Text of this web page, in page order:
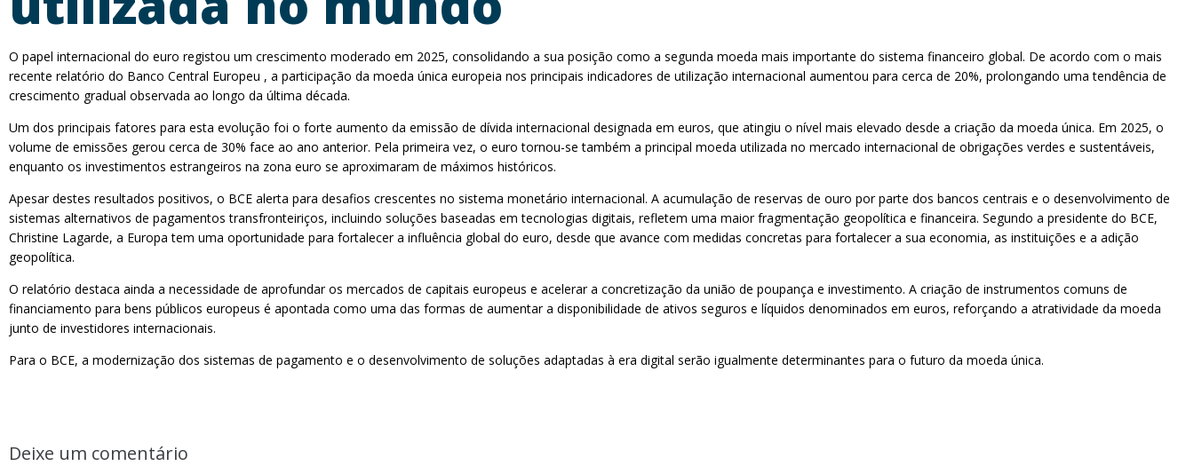
O papel internacional do euro registou um crescimento moderado em 2025, consolidando a sua posição como a segunda moeda mais importante do sistema financeiro global. De acordo com o mais
recente relatório do Banco Central Europeu , a participação da moeda única europeia nos principais indicadores de utilização internacional aumentou para cerca de 20%, prolongando uma tendência de
crescimento gradual observada ao longo da última década.
Um dos principais fatores para esta evolução foi o forte aumento da emissão de dívida internacional designada em euros, que atingiu o nível mais elevado desde a criação da moeda única. Em 2025, o
volume de emissões gerou cerca de 30% face ao ano anterior. Pela primeira vez, o euro tornou-se também a principal moeda utilizada no mercado internacional de obrigações verdes e sustentáveis,
enquanto os investimentos estrangeiros na zona euro se aproximaram de máximos históricos.
Apesar destes resultados positivos, o BCE alerta para desafios crescentes no sistema monetário internacional. A acumulação de reservas de ouro por parte dos bancos centrais e o desenvolvimento de
sistemas alternativos de pagamentos transfronteiriços, incluindo soluções baseadas em tecnologias digitais, refletem uma maior fragmentação geopolítica e financeira. Segundo a presidente do BCE,
Christine Lagarde, a Europa tem uma oportunidade para fortalecer a influência global do euro, desde que avance com medidas concretas para fortalecer a sua economia, as instituições e a adição
geopolítica.
O relatório destaca ainda a necessidade de aprofundar os mercados de capitais europeus e acelerar a concretização da união de poupança e investimento. A criação de instrumentos comuns de
financiamento para bens públicos europeus é apontada como uma das formas de aumentar a disponibilidade de ativos seguros e líquidos denominados em euros, reforçando a atratividade da moeda
junto de investidores internacionais.
Para o BCE, a modernização dos sistemas de pagamento e o desenvolvimento de soluções adaptadas à era digital serão igualmente determinantes para o futuro da moeda única.
Deixe um comentário